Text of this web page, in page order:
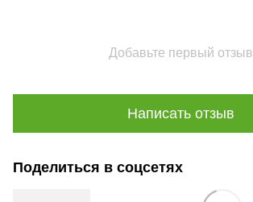
Добавьте первый отзыв
Написать отзыв
Поделиться в соцсетях